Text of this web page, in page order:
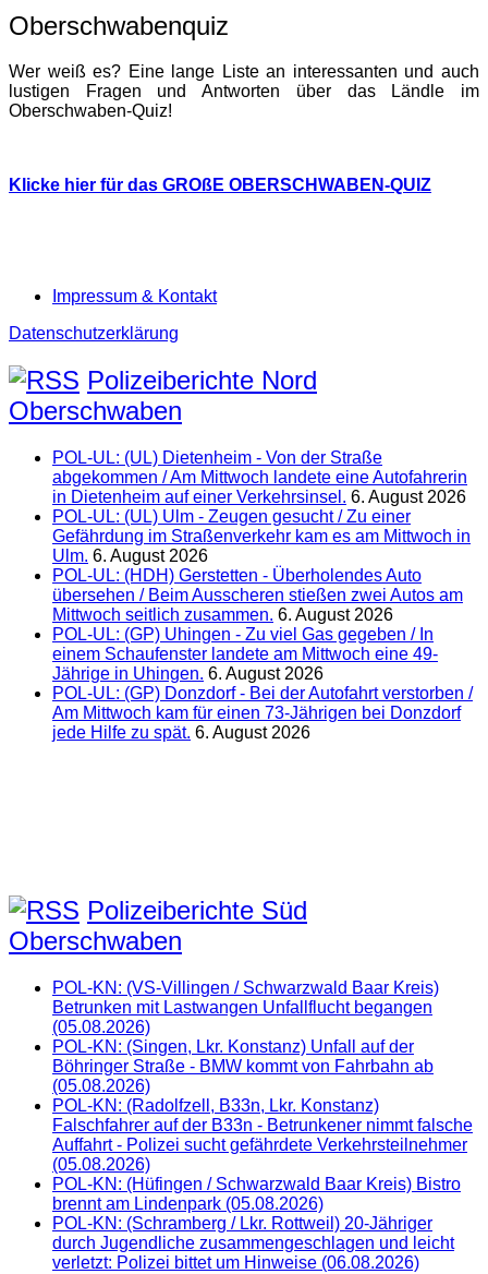
Oberschwabenquiz
Wer weiß es? Eine lange Liste an interessanten und auch
lustigen Fragen und Antworten über das Ländle im
Oberschwaben-Quiz!
Klicke hier für das GROßE OBERSCHWABEN-QUIZ
Impressum & Kontakt
Datenschutzerklärung
Polizeiberichte Nord
Oberschwaben
POL-UL: (UL) Dietenheim - Von der Straße
abgekommen / Am Mittwoch landete eine Autofahrerin
in Dietenheim auf einer Verkehrsinsel. 6. August 2026
POL-UL: (UL) Ulm - Zeugen gesucht / Zu einer
Gefährdung im Straßenverkehr kam es am Mittwoch in
Ulm. 6. August 2026
POL-UL: (HDH) Gerstetten - Überholendes Auto
übersehen / Beim Ausscheren stießen zwei Autos am
Mittwoch seitlich zusammen. 6. August 2026
POL-UL: (GP) Uhingen - Zu viel Gas gegeben / In
einem Schaufenster landete am Mittwoch eine 49-
Jährige in Uhingen. 6. August 2026
POL-UL: (GP) Donzdorf - Bei der Autofahrt verstorben /
Am Mittwoch kam für einen 73-Jährigen bei Donzdorf
jede Hilfe zu spät. 6. August 2026
Polizeiberichte Süd
Oberschwaben
POL-KN: (VS-Villingen / Schwarzwald Baar Kreis)
Betrunken mit Lastwangen Unfallflucht begangen
(05.08.2026)
POL-KN: (Singen, Lkr. Konstanz) Unfall auf der
Böhringer Straße - BMW kommt von Fahrbahn ab
(05.08.2026)
POL-KN: (Radolfzell, B33n, Lkr. Konstanz)
Falschfahrer auf der B33n - Betrunkener nimmt falsche
Auffahrt - Polizei sucht gefährdete Verkehrsteilnehmer
(05.08.2026)
POL-KN: (Hüfingen / Schwarzwald Baar Kreis) Bistro
brennt am Lindenpark (05.08.2026)
POL-KN: (Schramberg / Lkr. Rottweil) 20-Jähriger
durch Jugendliche zusammengeschlagen und leicht
verletzt: Polizei bittet um Hinweise (06.08.2026)